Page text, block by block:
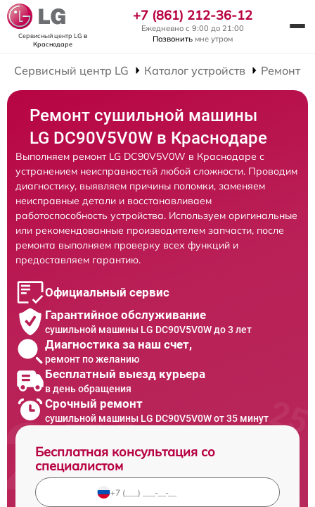
Сервисный центр LG в
Краснодаре
+7 (861) 212-36-12
Ежедневно с 9:00 до 21:00
Позвонить мне утром
Сервисный центр LG Каталог устройств Ремонт
Ремонт сушильной машины
LG DC90V5V0W в Краснодаре
Выполняем ремонт LG DC90V5V0W в Краснодаре с
устранением неисправностей любой сложности. Проводим
диагностику, выявляем причины поломки, заменяем
неисправные детали и восстанавливаем
работоспособность устройства. Используем оригинальные
или рекомендованные производителем запчасти, после
ремонта выполняем проверку всех функций и
предоставляем гарантию.
Официальный сервис
Гарантийное обслуживание
сушильной машины LG DC90V5V0W до 3 лет
Диагностика за наш счет,
ремонт по желанию
Бесплатный выезд курьера
в день обращения
Срочный ремонт
сушильной машины LG DC90V5V0W от 35 минут
Бесплатная консультация со
специалистом